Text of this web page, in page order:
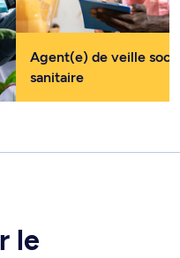
Agent(e) de veille
sanitaire
le